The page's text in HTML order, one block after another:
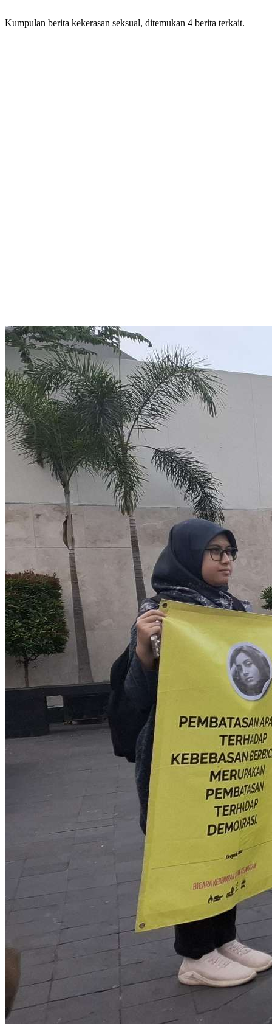
Kumpulan berita kekerasan seksual, ditemukan 4 berita terkait.